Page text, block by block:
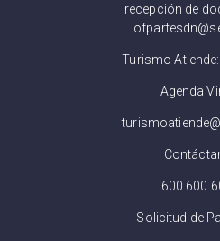
recepción de
Turismo
Agenda
600 600
Solicitud de